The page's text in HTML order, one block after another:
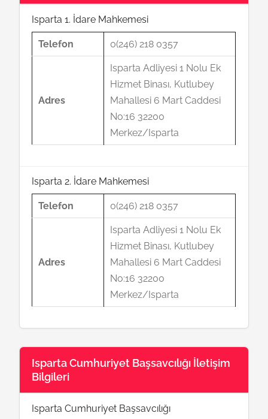
Isparta 1. İdare Mahkemesi
Telefon 0(246) 218 0357
Adres
Isparta Adliyesi 1 Nolu Ek
Hizmet Binası, Kutlubey
Mahallesi 6 Mart Caddesi
No:16 32200
Merkez/Isparta
Isparta 2. İdare Mahkemesi
Telefon 0(246) 218 0357
Adres
Isparta Adliyesi 1 Nolu Ek
Hizmet Binası, Kutlubey
Mahallesi 6 Mart Caddesi
No:16 32200
Merkez/Isparta
Isparta Cumhuriyet Başsavcılığı İletişim
Bilgileri
Isparta Cumhuriyet Başsavcılığı